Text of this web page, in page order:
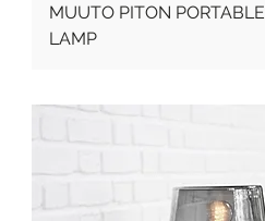
MUUTO PITON PORTABLE
LAMP